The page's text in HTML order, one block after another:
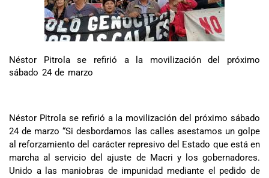
Néstor Pitrola se refirió a la movilización del próximo
sábado 24 de marzo
Néstor Pitrola se refirió a la movilización del próximo sábado
24 de marzo “Si desbordamos las calles asestamos un golpe
al reforzamiento del carácter represivo del Estado que está en
marcha al servicio del ajuste de Macri y los gobernadores.
Unido a las maniobras de impunidad mediante el pedido de